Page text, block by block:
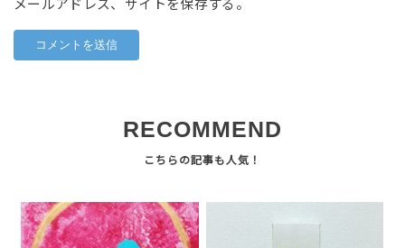
メールアドレス、サイトを保存する。
RECOMMEND